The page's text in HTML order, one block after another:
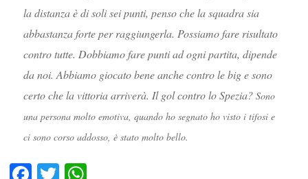
la distanza è di soli sei punti, penso che la squadra sia
abbastanza forte per raggiungerla. Possiamo fare risultato
contro tutte. Dobbiamo fare punti ad ogni partita, dipende
da noi. Abbiamo giocato bene anche contro le big e sono
certo che la vittoria arriverà. Il gol contro lo Spezia?Sono
una persona molto emotiva, quando ho segnato ho visto i tifosi e
ci sono corso addosso, è stato molto bello.